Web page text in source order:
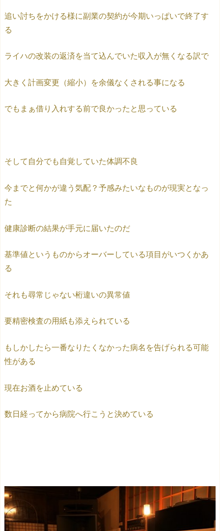
追い討ちをかける様に副業の契約が今期いっぱいで終了す
る
ライハの改装の返済を当て込んでいた収入が無くなる訳で
大きく計画変更（縮小）を余儀なくされる事になる
でもまぁ借り入れする前で良かったと思っている
そして自分でも自覚していた体調不良
今までと何かが違う気配？予感みたいなものが現実となっ
た
健康診断の結果が手元に届いたのだ
基準値というものからオーバーしている項目がいつくかあ
る
それも尋常じゃない桁違いの異常値
要精密検査の用紙も添えられている
もしかしたら一番なりたくなかった病名を告げられる可能
性がある
現在お酒を止めている
数日経ってから病院へ行こうと決めている